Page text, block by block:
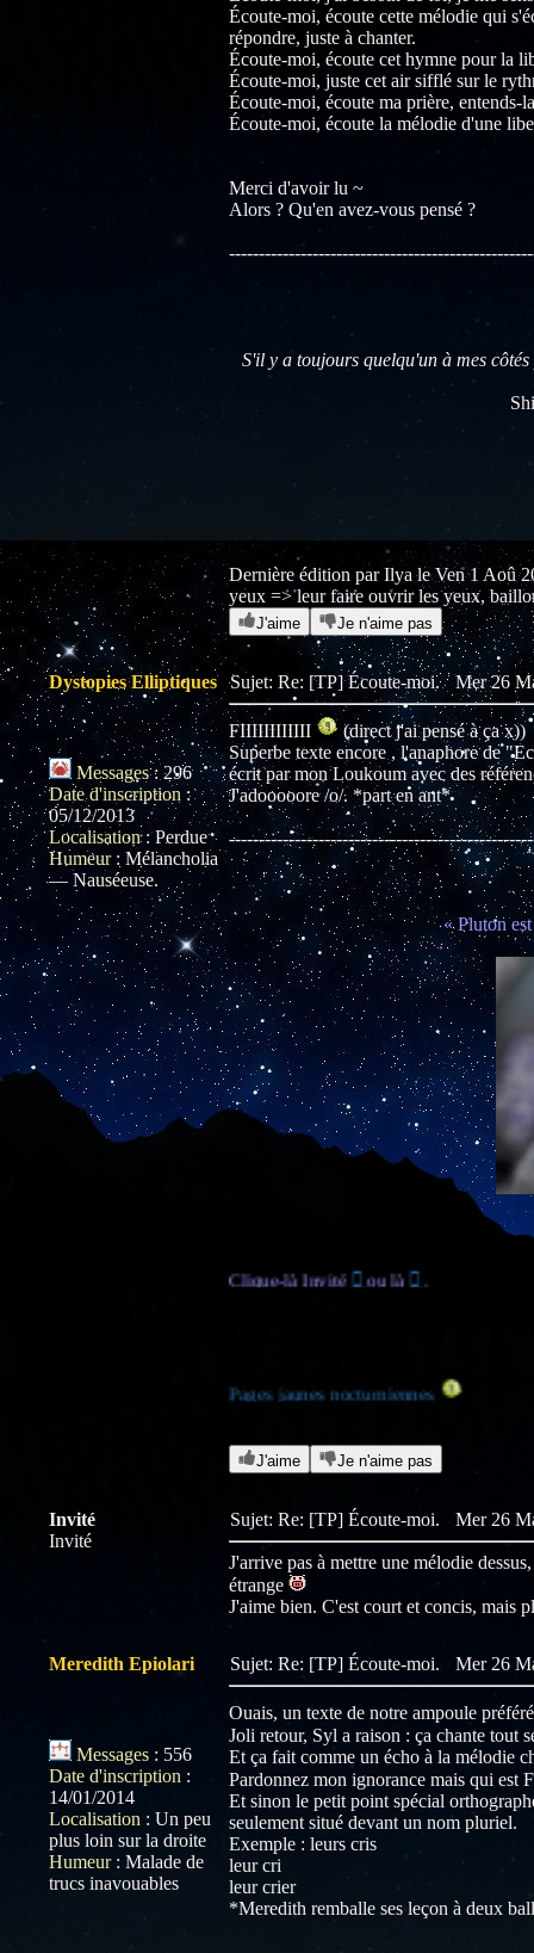
Écoute-moi, écoute cette mélodie qui
répondre, juste à chanter.
Écoute-moi, écoute cet hymne pour la
Écoute-moi, juste cet air sifflé sur le
Écoute-moi, écoute ma prière, entends-
Écoute-moi, écoute la mélodie d'une
Merci d'avoir lu ~
Alors ? Qu'en avez-vous pensé ?
S'il y a toujours quelqu'un à mes
Dernière édition par Ilya le Ven 1 Aoû
yeux => leur faire ouvrir les yeux,
J'aime Je n'aime pas
Dystopies Elliptiques
Messages: 296
Date d'inscription :
05/12/2013
Localisation:Perdue
Humeur: Mélancholia
— Nauséeuse.
Sujet: Re: [TP] Écoute-moi. Mer 26
FIIIIIIIIIIII
(direct j'ai pensé à ça x))
Superbe texte encore , l'anaphore de
écrit par mon Loukoum avec des
J'adooooore /o/. *part en ant*
« Pluton
J'aime Je n'aime pas
Invité
Invité
Sujet: Re: [TP] Écoute-moi. Mer 26
J'arrive pas à mettre une mélodie
étrange
J'aime bien. C'est court et concis, mais
Meredith Epiolari
Messages : 556
Date d'inscription :
14/01/2014
Localisation : Un peu
plus loin sur la droite
Humeur: Malade de
trucs inavouables
Sujet: Re: [TP] Écoute-moi. Mer 26
Ouais, un texte de notre ampoule
Joli retour, Syl a raison : ça chante tout
Et ça fait comme un écho à la mélodie
Pardonnez mon ignorance mais qui est
Et sinon le petit point spécial
seulement situé devant un nom pluriel.
Exemple : leurs cris
leur cri
leur crier
*Meredith remballe ses leçon à deux